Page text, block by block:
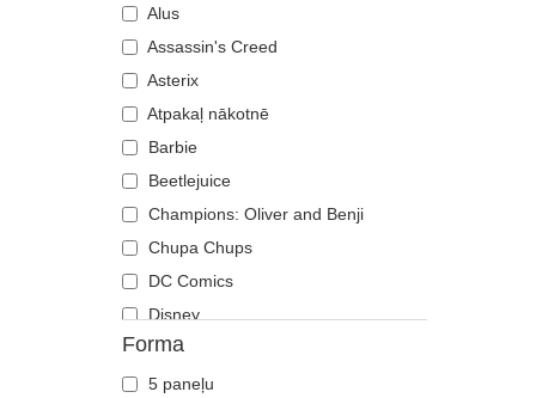
Kaķis
Kaza
Ķirzaka
Koijots
Krabis
Krokodils
Labradoras retrīvers
Lācis
Lapsa
Lauva
Lauva
Nīlzirgs
9FORTY M-Crown
9SEVENTY
9TWENTY
A Frame
Casual Classic
E Frame
Open Back
Runner
The 90s
The Ball
The Retro
The Snap
Alus
Assassin's Creed
Asterix
Atpakaļ nākotnē
Barbie
Beetlejuice
Champions: Oliver and Benji
Chupa Chups
DC Comics
Disney
Dragon Ball
Ēdiens
Forma
5 paneļu